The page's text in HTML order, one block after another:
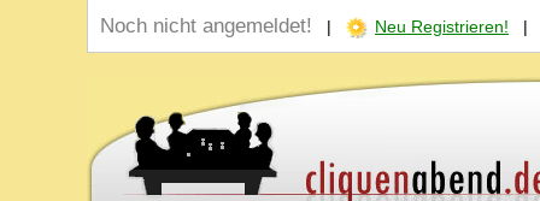
Noch nicht angemeldet! | Neu Registrieren!